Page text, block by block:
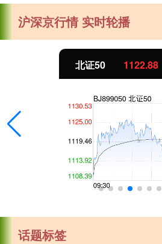
沪深京行情 实时轮播
北证50 1122.88
话题标签